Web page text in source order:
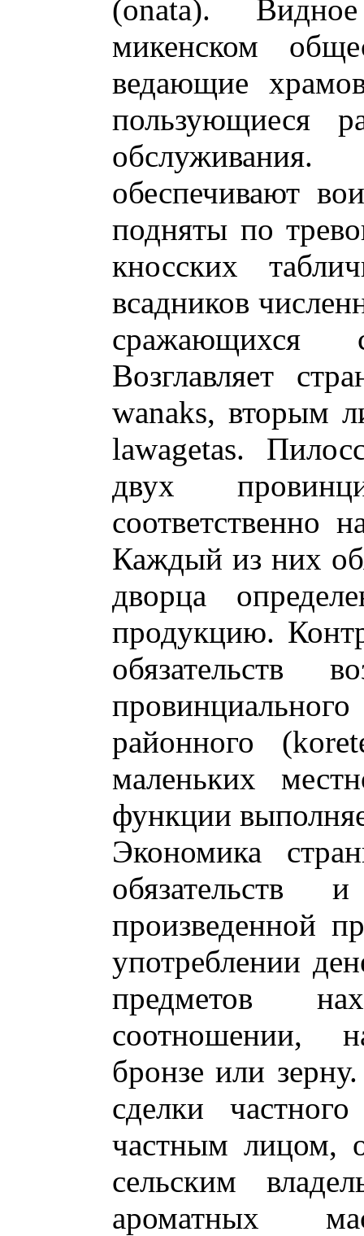
(onata).
микенском
ведающие
пользующиеся
обеспечивают
подняты по
кносских
всадников
сражающихся
Возглавляет
wanaks, вторым
lawagetas.
двух
соответственно
Каждый из них
дворца
продукцию.
обязательств
районного
маленьких
функции
Экономика
произведенной
употреблении
предметов
соотношении,
бронзе или
сделки
частным лицом,
сельским
ароматных